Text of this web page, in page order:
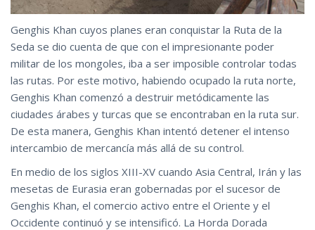
Genghis Khan cuyos planes eran conquistar la Ruta de la
Seda se dio cuenta de que con el impresionante poder
militar de los mongoles, iba a ser imposible controlar todas
las rutas. Por este motivo, habiendo ocupado la ruta norte,
Genghis Khan comenzó a destruir metódicamente las
ciudades árabes y turcas que se encontraban en la ruta sur.
De esta manera, Genghis Khan intentó detener el intenso
intercambio de mercancía más allá de su control.
En medio de los siglos XIII-XV cuando Asia Central, Irán y las
mesetas de Eurasia eran gobernadas por el sucesor de
Genghis Khan, el comercio activo entre el Oriente y el
Occidente continuó y se intensificó. La Horda Dorada